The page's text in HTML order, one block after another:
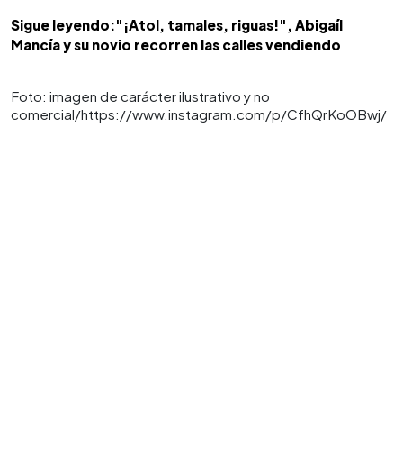
Sigue leyendo:"¡Atol, tamales, riguas!", Abigaíl
Mancía y su novio recorren las calles vendiendo
Foto: imagen de carácter ilustrativo y no
comercial/https://www.instagram.com/p/CfhQrKoOBwj/